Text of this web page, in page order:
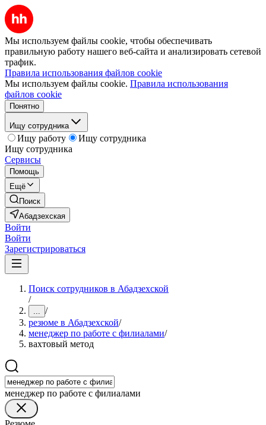
Мы используем файлы cookie, чтобы обеспечивать
правильную работу нашего веб-сайта и анализировать сетевой
трафик.
Правила использования файлов cookie
Мы используем файлы cookie. Правила использования
файлов cookie
Понятно
Ищу сотрудника
Ищу работу
Ищу сотрудника
Ищу сотрудника
Сервисы
Помощь
Ещё
Поиск
Абадзехская
Войти
Войти
Зарегистрироваться
Поиск сотрудников в Абадзехской
/
... /
резюме в Абадзехской/
менеджер по работе с филиалами/
вахтовый метод
менеджер по работе с филиалами